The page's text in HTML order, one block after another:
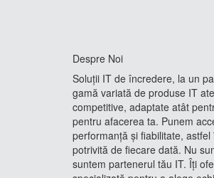
Despre Noi
Soluții IT de încredere, la un
gamă variată de produse IT
competitive, adaptate atât
pentru afacerea ta. Punem
performanță și fiabilitate,
potrivită de fiecare dată. Nu
suntem partenerul tău IT. Îți